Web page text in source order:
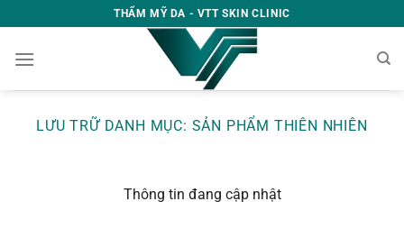
to
content
THẨM MỸ DA - VTT SKIN CLINIC
LƯU TRỮ DANH MỤC: SẢN PHẨM THIÊN NHIÊN
Thông tin đang cập nhật